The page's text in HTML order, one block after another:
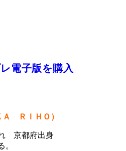
電子版を購入
Ａ ＲＩＨＯ）
京都府出身
。